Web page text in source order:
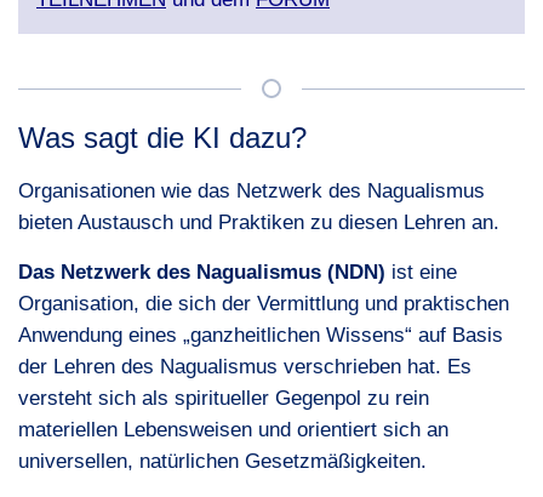
Was sagt die KI dazu?
Organisationen wie das Netzwerk des Nagualismus
bieten Austausch und Praktiken zu diesen Lehren an.
Das Netzwerk des Nagualismus (NDN) ist eine
Organisation, die sich der Vermittlung und praktischen
Anwendung eines „ganzheitlichen Wissens“ auf Basis
der Lehren des Nagualismus verschrieben hat. Es
versteht sich als spiritueller Gegenpol zu rein
materiellen Lebensweisen und orientiert sich an
universellen, natürlichen Gesetzmäßigkeiten.